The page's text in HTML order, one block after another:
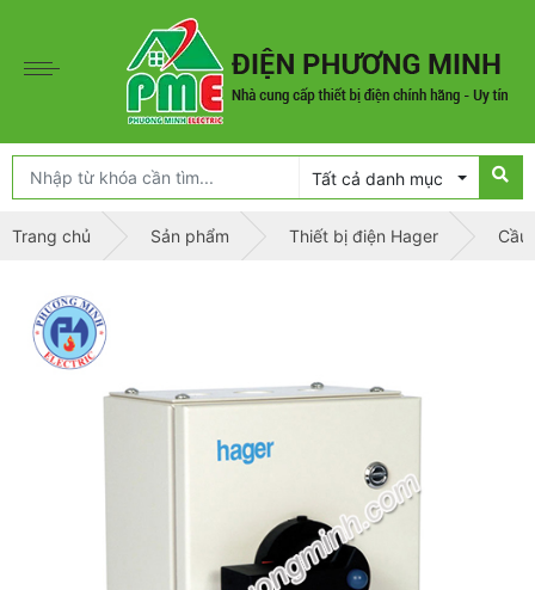
Tất cả danh mục
Trang chủ Sản phẩm Thiết bị điện Hager Cầu